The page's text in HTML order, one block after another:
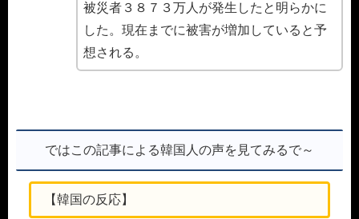
被災者３８７３万人が発生したと明らかに
した。現在までに被害が増加していると予
想される。
ではこの記事による韓国人の声を見てみるで～
【韓国の反応】